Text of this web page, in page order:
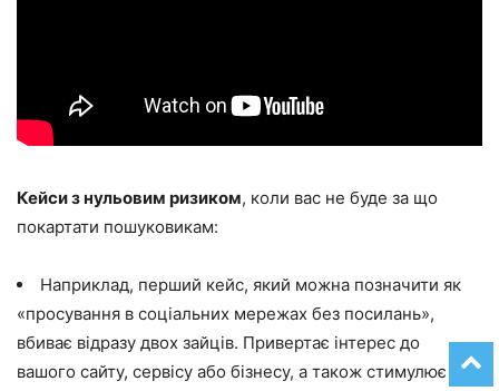
Кейси з нульовим ризиком, коли вас не буде за що
покартати пошуковикам:
Наприклад, перший кейс, який можна позначити як
«просування в соціальних мережах без посилань»,
вбиває відразу двох зайців. Привертає інтерес до
вашого сайту, сервісу або бізнесу, а також стимулює